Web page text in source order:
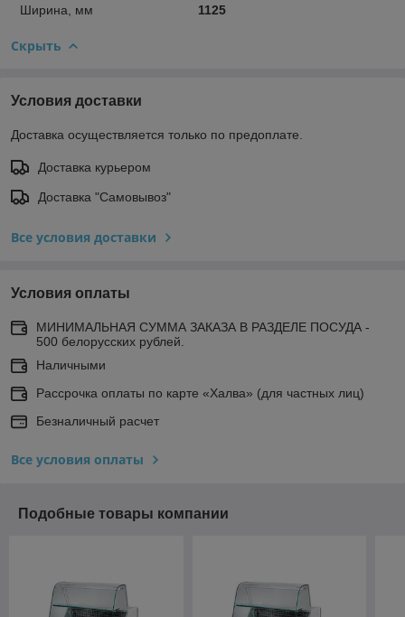
Ширина, мм 1125
Скрыть
Условия доставки
Доставка осуществляется только по предоплате.
Доставка курьером
Доставка "Самовывоз"
Все условия доставки
Условия оплаты
МИНИМАЛЬНАЯ СУММА ЗАКАЗА В РАЗДЕЛЕ ПОСУДА -
500 белорусских рублей.
Наличными
Рассрочка оплаты по карте «Халва» (для частных лиц)
Безналичный расчет
Все условия оплаты
Подобные товары компании